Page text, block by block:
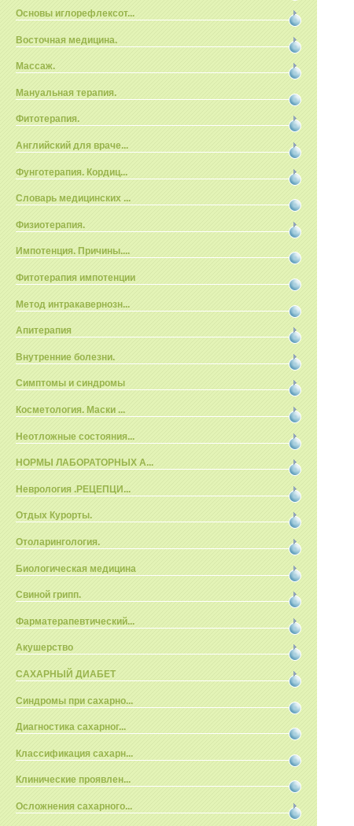
Основы иглорефлексот...
Восточная медицина.
Массаж.
Мануальная терапия.
Фитотерапия.
Английский для враче...
Фунготерапия. Кордиц...
Словарь медицинских ...
Физиотерапия.
Импотенция. Причины....
Фитотерапия импотенции
Метод интракавернозн...
Апитерапия
Внутренние болезни.
Симптомы и синдромы
Косметология. Маски ...
Неотложные состояния...
НОРМЫ ЛАБОРАТОРНЫХ А...
Неврология .РЕЦЕПЦИ...
Отдых Курорты.
Отоларингология.
Биологическая медицина
Свиной грипп.
Фарматерапевтический...
Акушерство
САХАРНЫЙ ДИАБЕТ
Синдромы при сахарно...
Диагностика сахарног...
Классификация сахарн...
Клинические проявлен...
Осложнения сахарного...